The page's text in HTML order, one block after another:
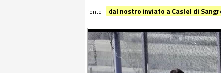
fonte : dal nostro inviato a Castel di